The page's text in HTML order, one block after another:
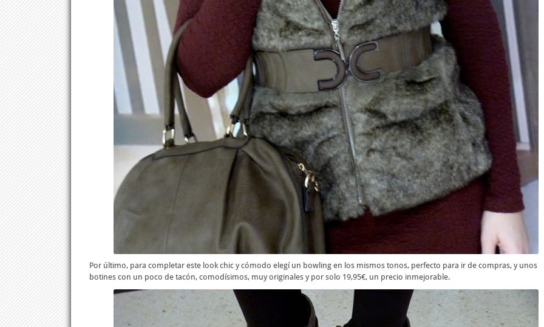
Por último, para completar este look chic y cómodo elegí un bowling en los mismos tonos, perfecto para ir de compras, y unos
botines con un poco de tacón, comodísimos, muy originales y por solo 19,95€, un precio inmejorable.